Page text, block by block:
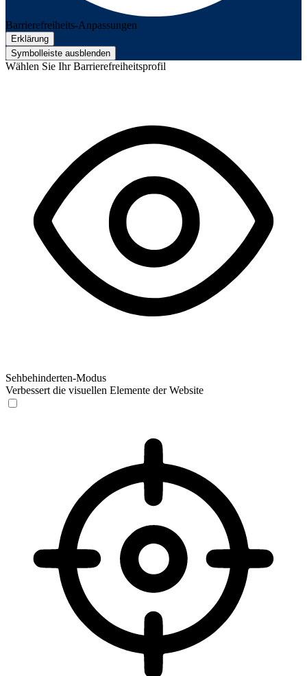
Barrierefreiheits-Anpassungen
Erklärung
Symbolleiste ausblenden
Wählen Sie Ihr Barrierefreiheitsprofil
Sehbehinderten-Modus
Verbessert die visuellen Elemente der Website